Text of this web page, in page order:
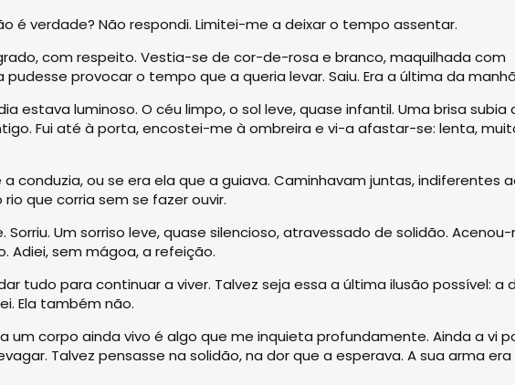
é verdade? Não respondi. Limitei-me a deixar o tempo assentar.
com respeito. Vestia-se de cor-de-rosa e branco, maquilhada com
provocar o tempo que a queria levar. Saiu. Era a última da
estava luminoso. O céu limpo, o sol leve, quase infantil. Uma brisa subia
Fui até à porta, encostei-me à ombreira e vi-a afastar-se: lenta,
conduzia, ou se era ela que a guiava. Caminhavam juntas, indiferentes
que corria sem se fazer ouvir.
Sorriu. Um sorriso leve, quase silencioso, atravessado de solidão. Acenou-
Adiei, sem mágoa, a refeição.
tudo para continuar a viver. Talvez seja essa a última ilusão possível: a
Ela também não.
um corpo ainda vivo é algo que me inquieta profundamente. Ainda a vi
Talvez pensasse na solidão, na dor que a esperava. A sua arma era